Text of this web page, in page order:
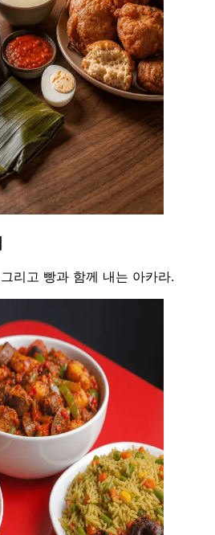
리고 빵과 함께 내는 아카라.